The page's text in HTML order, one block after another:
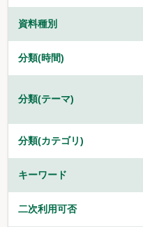
資料種別
分類(時間)
分類(テーマ)
分類(カテゴリ)
キーワード
二次利用可否